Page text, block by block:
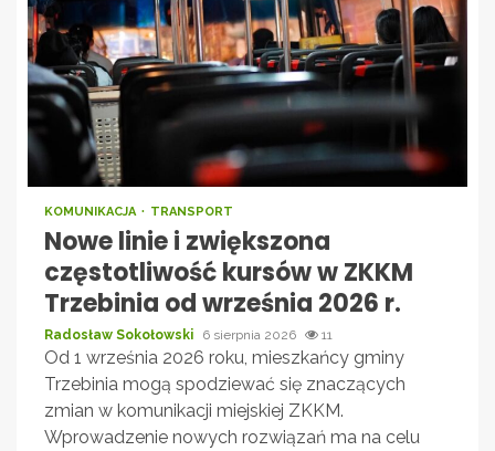
KOMUNIKACJA TRANSPORT
Nowe linie i zwiększona
częstotliwość kursów w ZKKM
Trzebinia od września 2026 r.
Radosław Sokołowski 6 sierpnia 2026 11
Od 1 września 2026 roku, mieszkańcy gminy
Trzebinia mogą spodziewać się znaczących
zmian w komunikacji miejskiej ZKKM.
Wprowadzenie nowych rozwiązań ma na celu